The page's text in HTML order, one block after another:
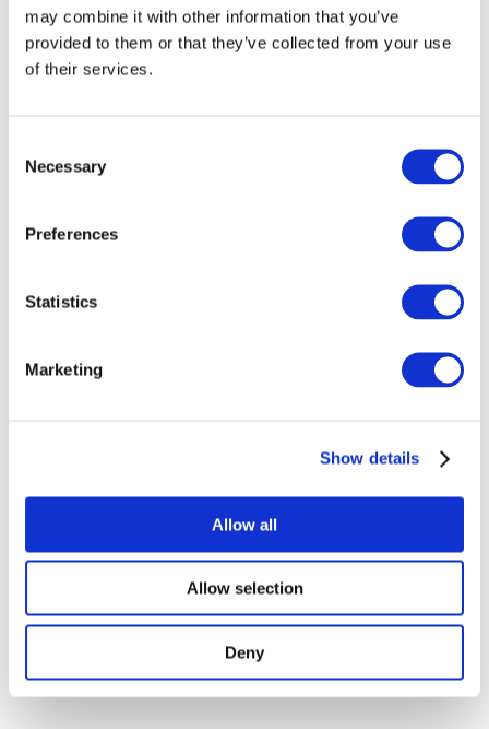
may combine it with other information that you’ve
provided to them or that they’ve collected from your use
of their services.
Selection
Necessary
Preferences
Statistics
Marketing
Show details
Allow all
Allow selection
Deny
Ohne Subgenre
Anwenden